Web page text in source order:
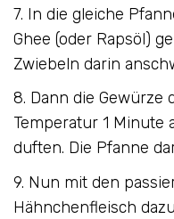
7. In die gleiche
Ghee (oder Rapsöl)
Zwiebeln darin
8. Dann die
Temperatur 1 Minute
duften. Die Pfanne
9. Nun mit den
Hähnchenfleisch